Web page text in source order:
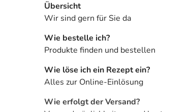
Übersicht
Wir sind gern für Sie da
Wie bestelle ich?
Produkte finden und bestellen
Wie löse ich ein Rezept ein?
Alles zur Online-Einlösung
Wie erfolgt der Versand?